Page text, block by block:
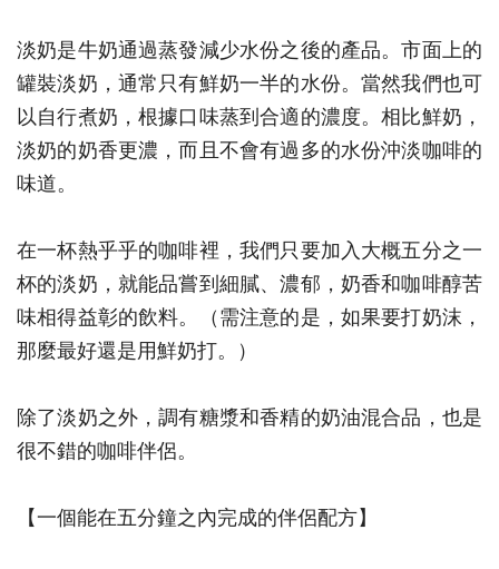
淡奶是牛奶通過蒸發減少水份之後的產品。市面上的
罐裝淡奶，通常只有鮮奶一半的水份。當然我們也可
以自行煮奶，根據口味蒸到合適的濃度。相比鮮奶，
淡奶的奶香更濃，而且不會有過多的水份沖淡咖啡的
味道。
在一杯熱乎乎的咖啡裡，我們只要加入大概五分之一
杯的淡奶，就能品嘗到細膩、濃郁，奶香和咖啡醇苦
味相得益彰的飲料。（需注意的是，如果要打奶沫，
那麼最好還是用鮮奶打。）
除了淡奶之外，調有糖漿和香精的奶油混合品，也是
很不錯的咖啡伴侶。
【一個能在五分鐘之內完成的伴侶配方】